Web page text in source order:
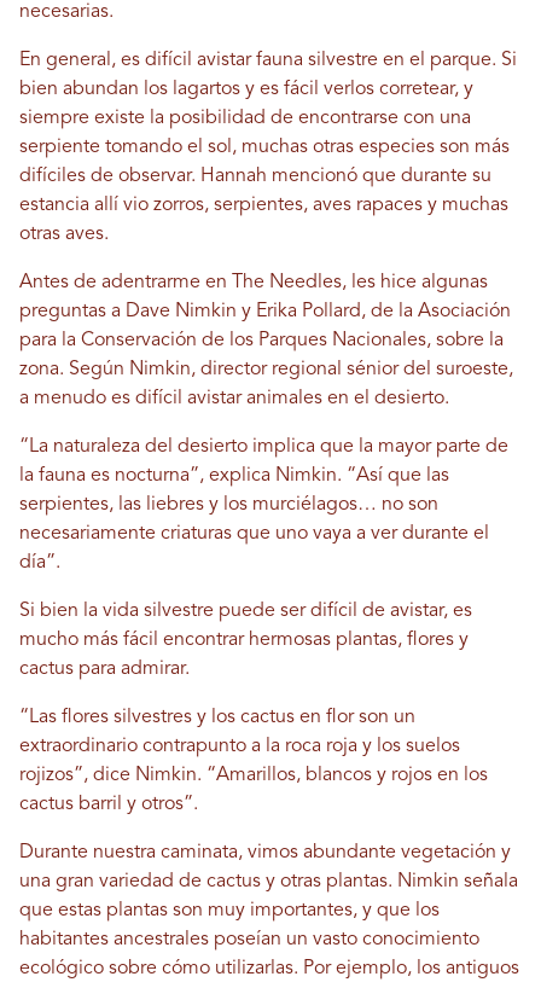
necesarias.
En general, es difícil avistar fauna silvestre en el parque. Si
bien abundan los lagartos y es fácil verlos corretear, y
siempre existe la posibilidad de encontrarse con una
serpiente tomando el sol, muchas otras especies son más
difíciles de observar. Hannah mencionó que durante su
estancia allí vio zorros, serpientes, aves rapaces y muchas
otras aves.
Antes de adentrarme en The Needles, les hice algunas
preguntas a Dave Nimkin y Erika Pollard, de la Asociación
para la Conservación de los Parques Nacionales, sobre la
zona. Según Nimkin, director regional sénior del suroeste,
a menudo es difícil avistar animales en el desierto.
“La naturaleza del desierto implica que la mayor parte de
la fauna es nocturna”, explica Nimkin. “Así que las
serpientes, las liebres y los murciélagos… no son
necesariamente criaturas que uno vaya a ver durante el
día”.
Si bien la vida silvestre puede ser difícil de avistar, es
mucho más fácil encontrar hermosas plantas, flores y
cactus para admirar.
“Las flores silvestres y los cactus en flor son un
extraordinario contrapunto a la roca roja y los suelos
rojizos”, dice Nimkin. “Amarillos, blancos y rojos en los
cactus barril y otros”.
Durante nuestra caminata, vimos abundante vegetación y
una gran variedad de cactus y otras plantas. Nimkin señala
que estas plantas son muy importantes, y que los
habitantes ancestrales poseían un vasto conocimiento
ecológico sobre cómo utilizarlas. Por ejemplo, los antiguos